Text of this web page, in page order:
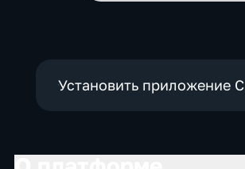
Установить приложение